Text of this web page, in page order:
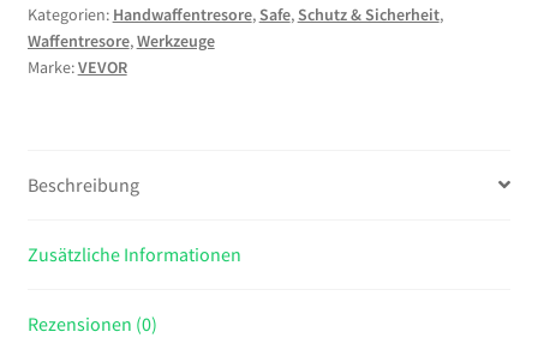
(6-
stellige
Tastatur)/Schlüssel,
LED
1
&
Kategorien: Handwaffentresore,Safe,Schutz & Sicherheit,
Waffentresore,Werkzeuge
Marke:VEVOR
Beschreibung
Zusätzliche Informationen
Rezensionen (0)